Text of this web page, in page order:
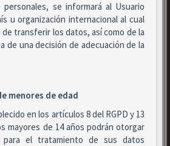
se informará al Usuario
u organización internacional al cual
transferir los datos, así como de la
de una decisión de adecuación de la
menores de edad
en los artículos 8 del RGPD y 13
mayores de 14 años podrán otorgar
para el tratamiento de sus datos